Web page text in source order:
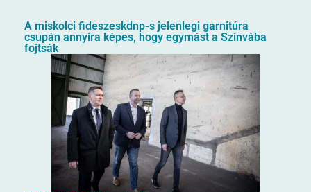
A miskolci fideszeskdnp-s jelenlegi garnitúra
csupán annyira képes, hogy egymást a Szinvába
fojtsák